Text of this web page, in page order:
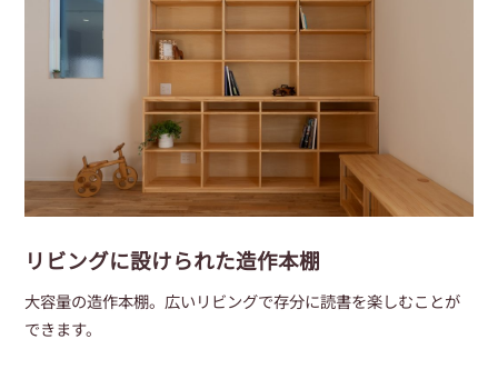
リビングに設けられた造作本棚
大容量の造作本棚。広いリビングで存分に読書を楽しむことが
できます。